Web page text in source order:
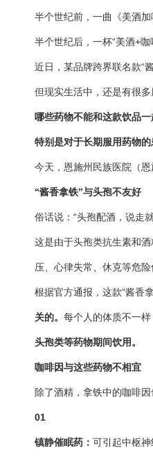
半个世纪前，一曲《美酒
半个世纪后，一杯“美酒+
近日，某品牌跨界联名款“
但现实生活中，还是有很多
哪些药物不能和这款饮品一
特别是对于长期服用药物
今天，恩施州民族医院（
“酱香拿铁”与头孢不友好
俗话说：“头孢配酒，说走
这是由于头孢类抗生素和
压、心律失常、休克等危险
根据官方通报，这款“酱香
关的。 每个人的体质不一
头孢类等药物期间饮用。
咖啡因与这些药物不相宜
除了酒精，拿铁中的咖啡
01
镇静催眠药： 可引起中枢